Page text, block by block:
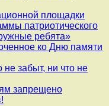
площадки
патриотического
ребята»
ко Дню памяти
забыт, ни что не
запрещено